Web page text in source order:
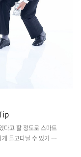
다고 할 정도로 스마트
들고다닐 수 있기 때
. 최근에는 태블릿